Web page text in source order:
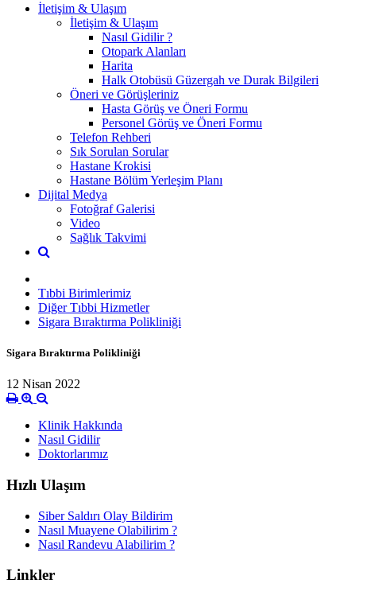
İletişim & Ulaşım
İletişim & Ulaşım
Nasıl Gidilir ?
Otopark Alanları
Harita
Halk Otobüsü Güzergah ve Durak Bilgileri
Öneri ve Görüşleriniz
Hasta Görüş ve Öneri Formu
Personel Görüş ve Öneri Formu
Telefon Rehberi
Sık Sorulan Sorular
Hastane Krokisi
Hastane Bölüm Yerleşim Planı
Dijital Medya
Fotoğraf Galerisi
Video
Sağlık Takvimi
Tıbbi Birimlerimiz
Diğer Tıbbi Hizmetler
Sigara Bıraktırma Polikliniği
Sigara Bıraktırma Polikliniği
12 Nisan 2022
Klinik Hakkında
Nasıl Gidilir
Doktorlarımız
Hızlı Ulaşım
Siber Saldırı Olay Bildirim
Nasıl Muayene Olabilirim ?
Nasıl Randevu Alabilirim ?
Linkler